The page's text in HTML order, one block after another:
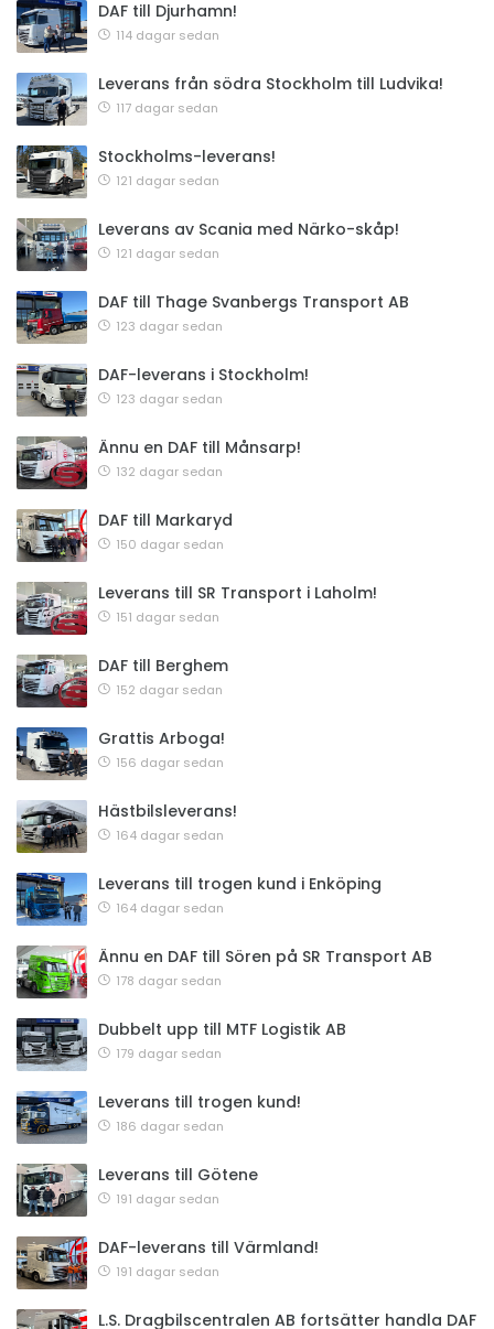
DAF till Djurhamn!
114 dagar sedan
Leverans från södra Stockholm till Ludvika!
117 dagar sedan
Stockholms-leverans!
121 dagar sedan
Leverans av Scania med Närko-skåp!
121 dagar sedan
DAF till Thage Svanbergs Transport AB
123 dagar sedan
DAF-leverans i Stockholm!
123 dagar sedan
Ännu en DAF till Månsarp!
132 dagar sedan
DAF till Markaryd
150 dagar sedan
Leverans till SR Transport i Laholm!
151 dagar sedan
DAF till Berghem
152 dagar sedan
Grattis Arboga!
156 dagar sedan
Hästbilsleverans!
164 dagar sedan
Leverans till trogen kund i Enköping
164 dagar sedan
Ännu en DAF till Sören på SR Transport AB
178 dagar sedan
Dubbelt upp till MTF Logistik AB
179 dagar sedan
Leverans till trogen kund!
186 dagar sedan
Leverans till Götene
191 dagar sedan
DAF-leverans till Värmland!
191 dagar sedan
L.S. Dragbilscentralen AB fortsätter handla DAF